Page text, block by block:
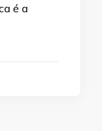
é a